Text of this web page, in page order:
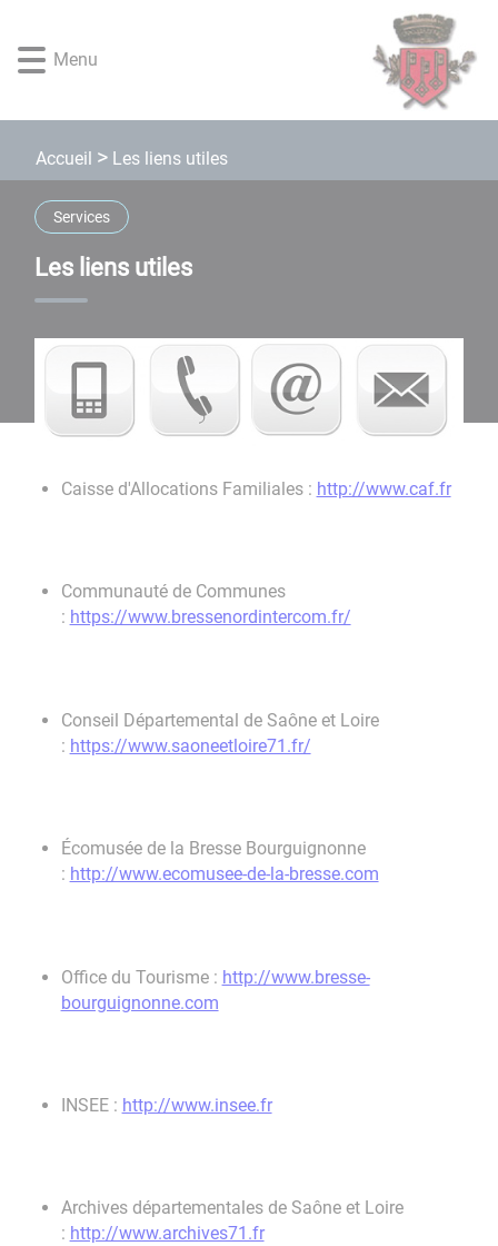
rapide
menu
rapide
contenu
rapide
la
rapide
pied
page
Menu
Accueil Les liens utiles
Services
Les liens utiles
Caisse d'Allocations Familiales : http://www.caf.fr
Communauté de Communes
: https://www.bressenordintercom.fr/
Conseil Départemental de Saône et Loire
: https://www.saoneetloire71.fr/
Écomusée de la Bresse Bourguignonne
: http://www.ecomusee-de-la-bresse.com
Office du Tourisme : http://www.bresse-
bourguignonne.com
INSEE : http://www.insee.fr
Archives départementales de Saône et Loire
: http://www.archives71.fr